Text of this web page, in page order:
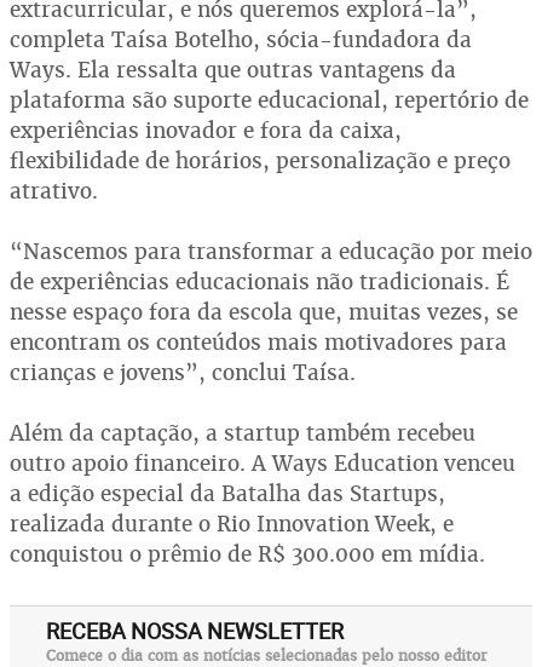
extracurricular, e nós queremos explorá-la”,
completa Taísa Botelho, sócia-fundadora da
Ways. Ela ressalta que outras vantagens da
plataforma são suporte educacional, repertório de
experiências inovador e fora da caixa,
flexibilidade de horários, personalização e preço
atrativo.
“Nascemos para transformar a educação por meio
de experiências educacionais não tradicionais. É
nesse espaço fora da escola que, muitas vezes, se
encontram os conteúdos mais motivadores para
crianças e jovens”, conclui Taísa.
Além da captação, a startup também recebeu
outro apoio financeiro. A Ways Education venceu
a edição especial da Batalha das Startups,
realizada durante o Rio Innovation Week, e
conquistou o prêmio de R$ 300.000 em mídia.
RECEBA NOSSA NEWSLETTER
Comece o dia com as notícias selecionadas pelo nosso editor